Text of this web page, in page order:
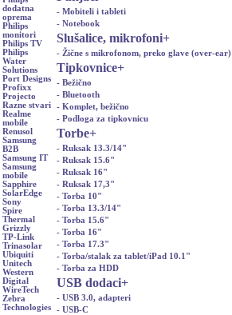
dodatna
oprema
Philips
monitori
Philips TV
Philips
Water
Solutions
Port Designs
Profixx
Projecto
Razne stvari
Realme
mobile
Renusol
Samsung
B2B
Samsung IT
Samsung
mobile
Sapphire
SolarEdge
Sony
Spire
Thermal
Grizzly
TP-Link
Trinasolar
Ubiquiti
Unitech
Western
Digital
WireTech
Zebra
Technologies
- Mobiteli i tableti
- Notebook
Slušalice, mikrofoni+
- Žične s mikrofonom, preko glave (over-ear)
Tipkovnice+
- Bežično
- Bluetooth
- Komplet, bežično
- Podloga za tipkovnicu
Torbe+
- Ruksak 13.3/14"
- Ruksak 15.6"
- Ruksak 16"
- Ruksak 17,3"
- Torba 10"
- Torba 13.3/14"
- Torba 15.6"
- Torba 16"
- Torba 17.3"
- Torba/stalak za tablet/iPad 10.1"
- Torba za HDD
USB dodaci+
- USB 3.0, adapteri
- USB-C